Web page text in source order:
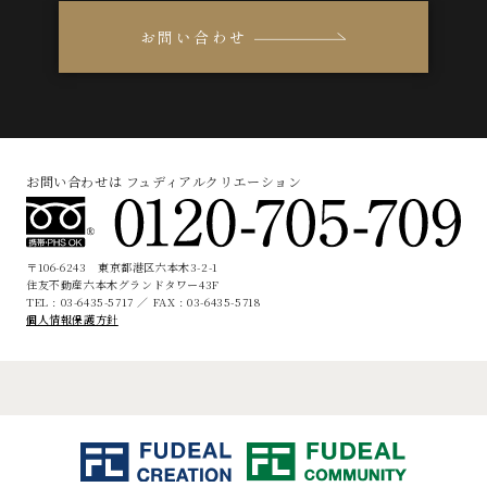
お問い合わせ
お問い合わせは フュディアルクリエーション
〒106-6243 東京都港区六本木3-2-1
住友不動産六本木グランドタワー43F
TEL : 03-6435-5717 ／ FAX : 03-6435-5718
個人情報保護方針